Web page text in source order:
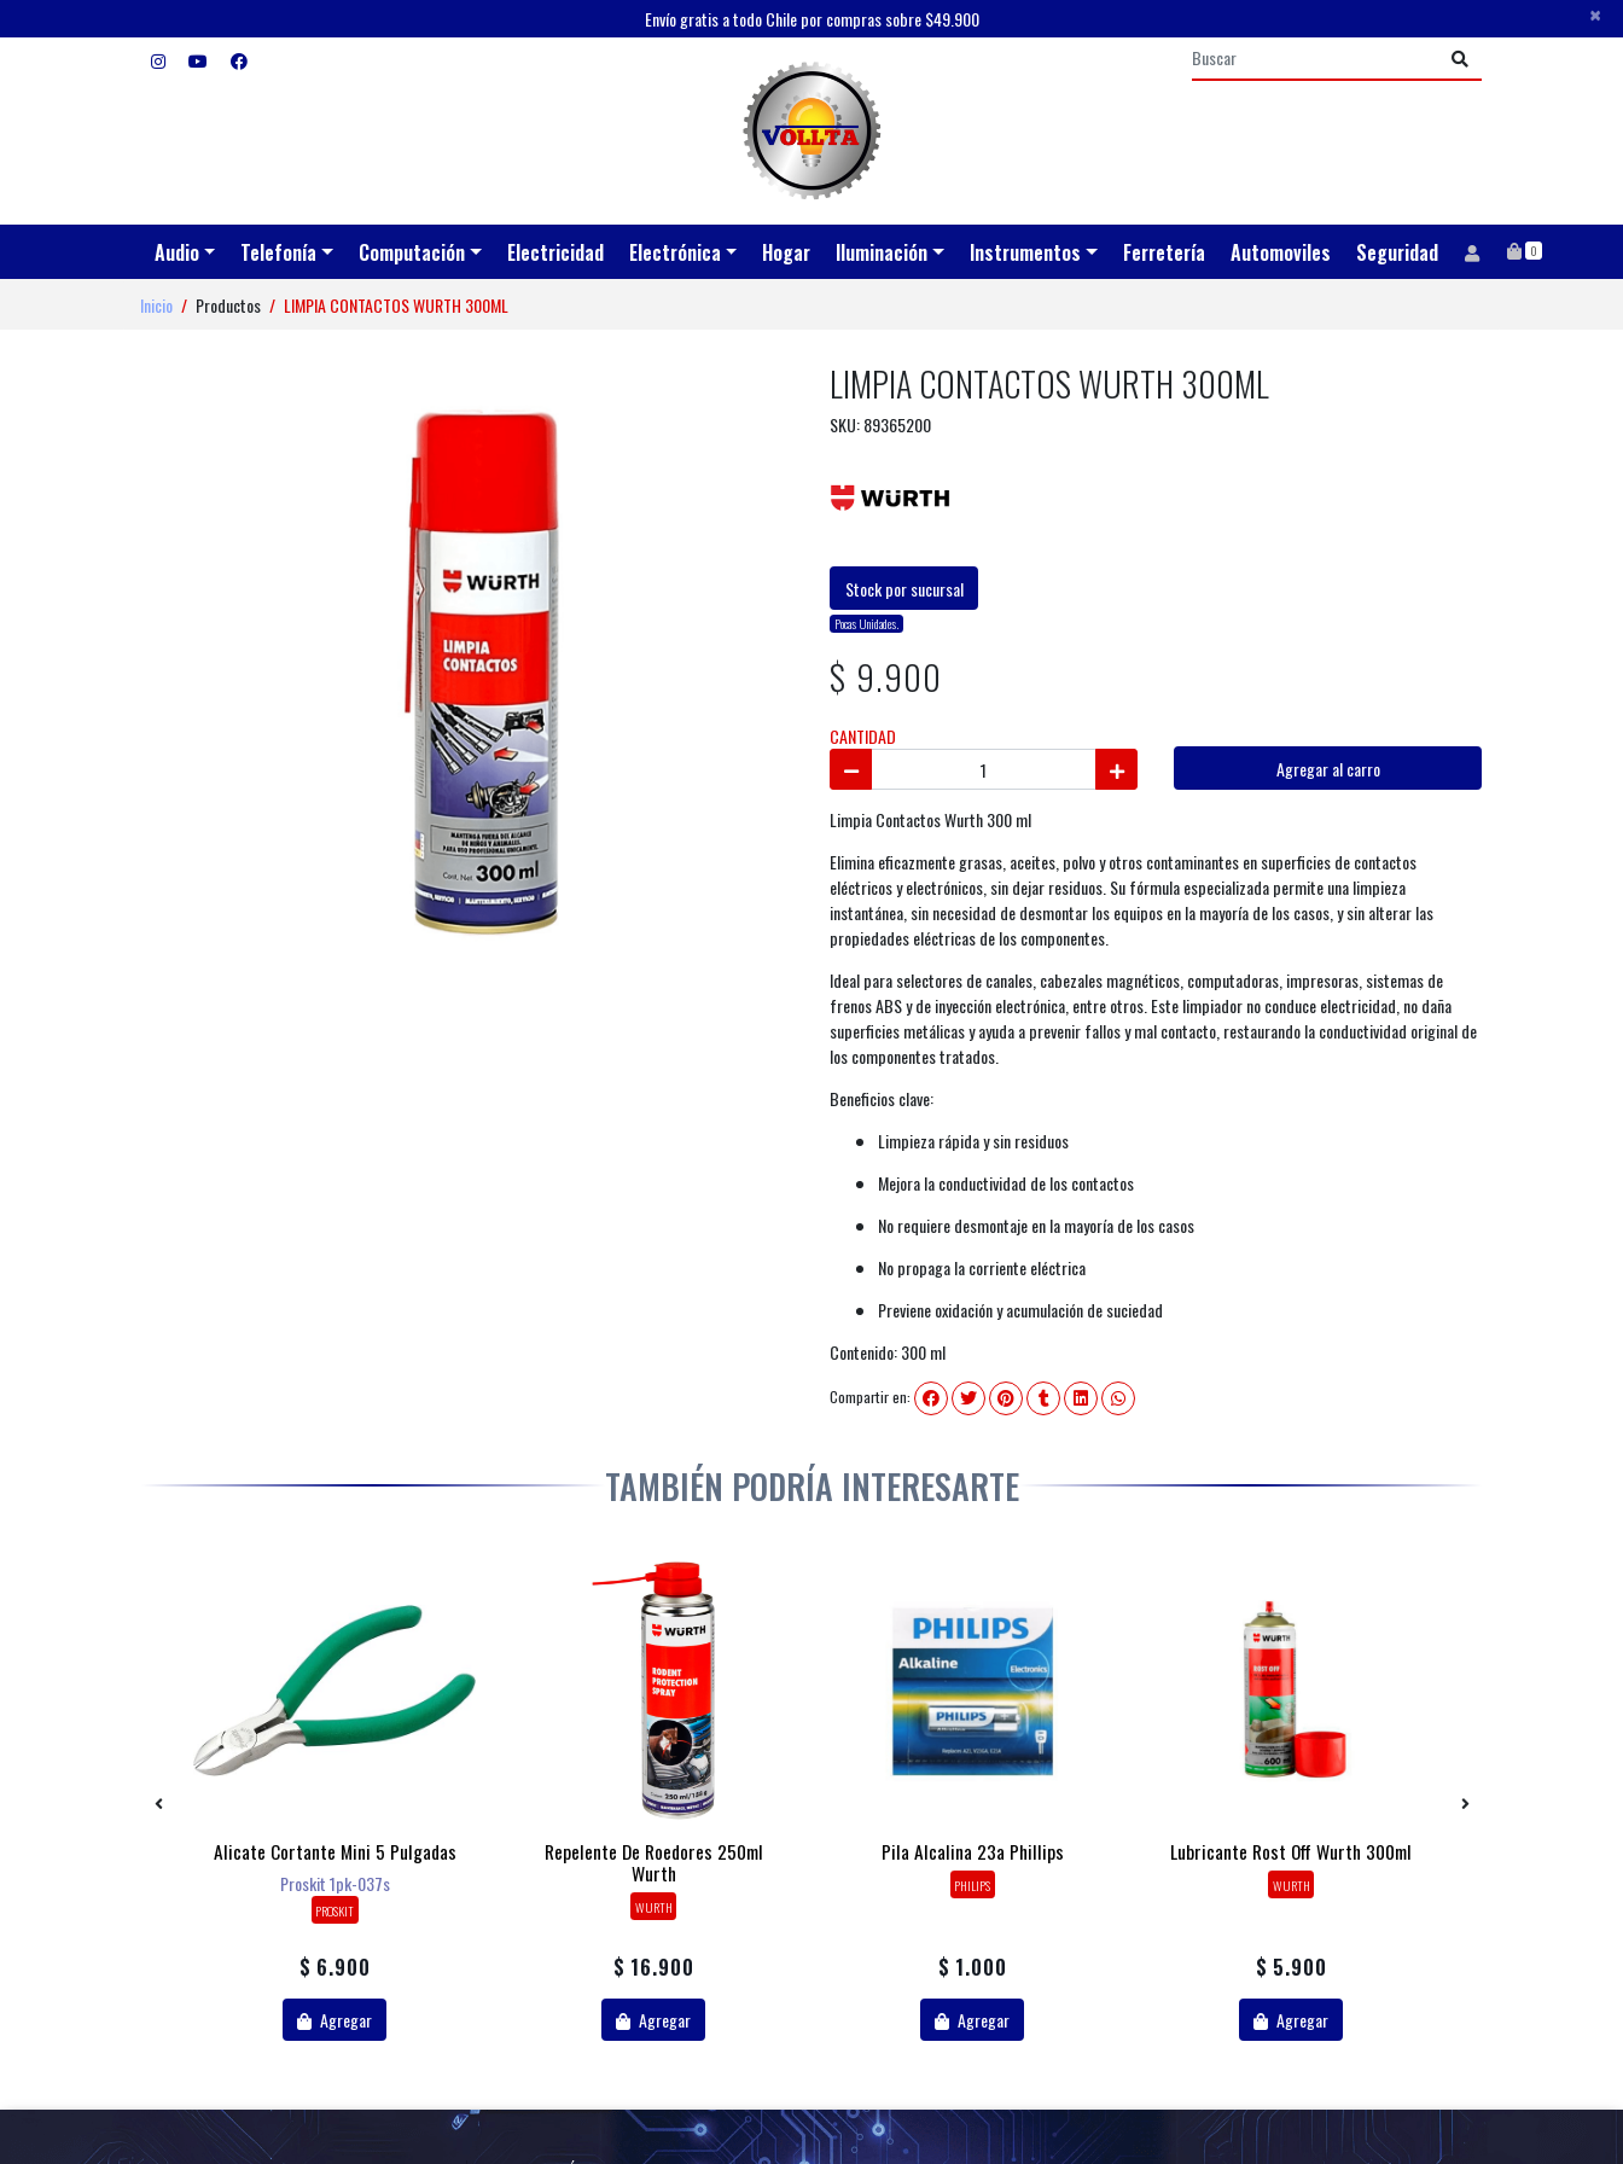
Envío gratis a todo Chile por compras sobre $49.900 ×
Audio Telefonía Computación Electricidad Electrónica Hogar Iluminación Instrumentos Ferretería Automoviles Seguridad 0
Inicio Productos LIMPIA CONTACTOS WURTH 300ML
LIMPIA CONTACTOS WURTH 300ML
SKU: 89365200
Stock por sucursal
Pocas Unidades.
$ 9.900
CANTIDAD
Agregar al carro
Limpia Contactos Wurth 300 ml
Elimina eficazmente grasas, aceites, polvo y otros contaminantes en superficies de contactos
eléctricos y electrónicos, sin dejar residuos. Su fórmula especializada permite una limpieza
instantánea, sin necesidad de desmontar los equipos en la mayoría de los casos, y sin alterar las
propiedades eléctricas de los componentes.
Ideal para selectores de canales, cabezales magnéticos, computadoras, impresoras, sistemas de
frenos ABS y de inyección electrónica, entre otros. Este limpiador no conduce electricidad, no daña
superficies metálicas y ayuda a prevenir fallos y mal contacto, restaurando la conductividad original de
los componentes tratados.
Beneficios clave:
Limpieza rápida y sin residuos
Mejora la conductividad de los contactos
No requiere desmontaje en la mayoría de los casos
No propaga la corriente eléctrica
Previene oxidación y acumulación de suciedad
Contenido: 300 ml
Compartir en:
TAMBIÉN PODRÍA INTERESARTE
Alicate Cortante Mini 5 Pulgadas
Proskit 1pk-037s
PROSKIT
$ 6.900
Agregar
Repelente De Roedores 250ml
Wurth
WURTH
$ 16.900
Agregar
Pila Alcalina 23a Phillips
PHILIPS
$ 1.000
Agregar
Lubricante Rost Off Wurth 300ml
WURTH
$ 5.900
Agregar